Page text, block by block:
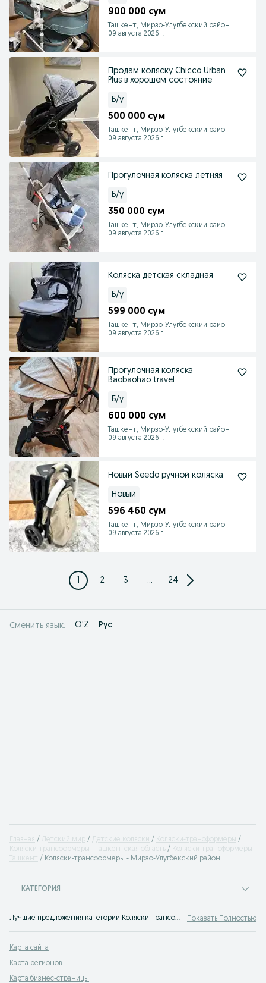
900 000 сум
Ташкент, Мирзо-Улугбекский район
09 августа 2026 г.
Продам коляску Chicco Urban
Plus в хорошем состояние
Б/у
500 000 сум
Ташкент, Мирзо-Улугбекский район
09 августа 2026 г.
Прогулочная коляска летняя
Б/у
350 000 сум
Ташкент, Мирзо-Улугбекский район
09 августа 2026 г.
Коляска детская складная
Б/у
599 000 сум
Ташкент, Мирзо-Улугбекский район
09 августа 2026 г.
Прогулочная коляска
Baobaohao travel
Б/у
600 000 сум
Ташкент, Мирзо-Улугбекский район
09 августа 2026 г.
Новый Seedo ручной коляска
Новый
596 460 сум
Ташкент, Мирзо-Улугбекский район
09 августа 2026 г.
1 2 3 ... 24
Сменить язык: O'Z Рус
Главная Детский мир Детские коляски
Коляски-трансформеры
Коляски-трансформеры - Ташкентская область
Коляски-трансформеры -
Ташкент
Коляски-трансформеры - Мирзо-Улугбекский район
КАТЕГОРИЯ
Лучшие предложения категории Коляски-трансформеры Ташкент. Большой выбор товаров и услуг по выгодным ценам на OLX! Множество предложений на OLX.uz! Показать Полностью
Карта сайта
Карта регионов
Карта бизнес-страницы